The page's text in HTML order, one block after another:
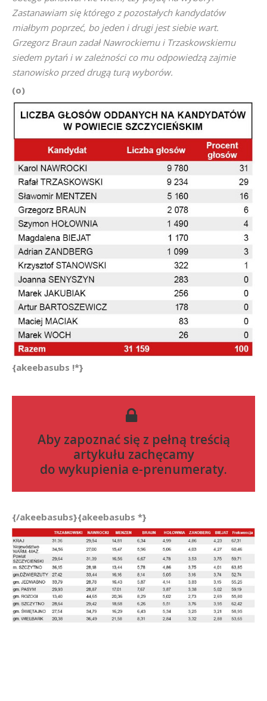
Zastanawiam się którego z pozostałych kandydatów
miałbym poprzeć, bo jeden i drugi jest siebie wart.
Grzegorz Braun zadał Nawrockiemu i Trzaskowskiemu
siedem pytań i w zależności co mu odpowiedzą zajmie
stanowisko przed drugą turą wyborów.
(o)
{akeebasubs !*}
Aby zapoznać się z pełną treścią
artykułu zachęcamy
do wykupienia e-prenumeraty.
{/akeebasubs}{akeebasubs *}